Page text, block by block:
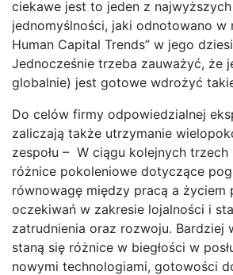
ciekawe jest to jeden z
jednomyślności, jaki odnotowano w
Human Capital Trends” w jego
Jednocześnie trzeba zauważyć, że
globalnie) jest gotowe wdrożyć
Do celów firmy odpowiedzialnej
zaliczają także utrzymanie
zespołu – W ciągu kolejnych
różnice pokoleniowe dotyczące
równowagę między pracą a życiem
oczekiwań w zakresie lojalności i
zatrudnienia oraz rozwoju. Bardziej
staną się różnice w biegłości w
nowymi technologiami, gotowości